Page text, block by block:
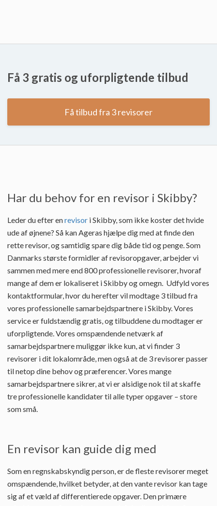
Få 3 gratis og uforpligtende tilbud
Få tilbud fra 3 revisorer
Har du behov for en revisor i Skibby?
Leder du efter enrevisor i Skibby, som ikke koster det hvide
ude af øjnene? Så kan Ageras hjælpe dig med at finde den
rette revisor, og samtidig spare dig både tid og penge. Som
Danmarks største formidler af revisoropgaver, arbejder vi
sammen med mere end 800 professionelle revisorer, hvoraf
mange af dem er lokaliseret i Skibby og omegn. Udfyld vores
kontaktformular, hvor du herefter vil modtage 3 tilbud fra
vores professionelle samarbejdspartnere i Skibby. Vores
service er fuldstændig gratis, og tilbuddene du modtager er
uforpligtende. Vores omspændende netværk af
samarbejdspartnere muliggør ikke kun, at vi finder 3
revisorer i dit lokalområde, men også at de 3 revisorer passer
til netop dine behov og præferencer. Vores mange
samarbejdspartnere sikrer, at vi er alsidige nok til at skaffe
tre professionelle kandidater til alle typer opgaver – store
som små.
En revisor kan guide dig med
Som en regnskabskyndig person, er de fleste revisorer meget
omspændende, hvilket betyder, at den vante revisor kan tage
sig af et væld af differentierede opgaver. Den primære